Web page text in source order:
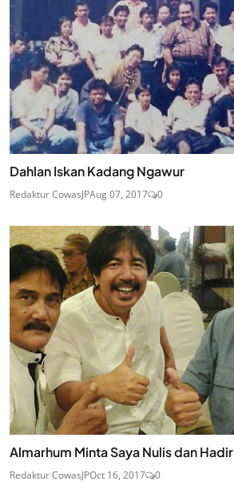
Dahlan Iskan Kadang Ngawur
Redaktur CowasJPAug 07, 2017 0
Almarhum Minta Saya Nulis dan
Redaktur CowasJPOct 16, 2017 0